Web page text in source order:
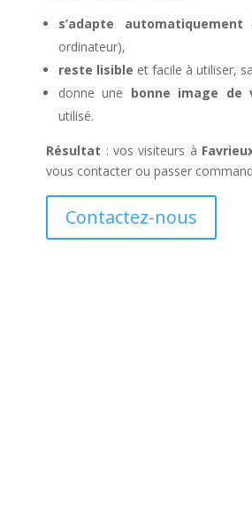
s’adapte automatiquement
ordinateur),
reste lisible et facile à utiliser,
donne une bonne image de
utilisé.
Résultat : vos visiteurs à
vous contacter ou passer
Contactez-nous